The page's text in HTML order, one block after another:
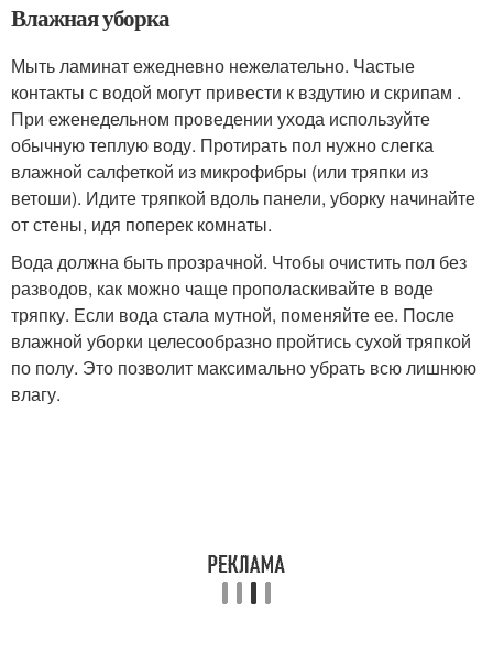
Влажная уборка
Мыть ламинат ежедневно нежелательно. Частые
контакты с водой могут привести к вздутию и скрипам .
При еженедельном проведении ухода используйте
обычную теплую воду. Протирать пол нужно слегка
влажной салфеткой из микрофибры (или тряпки из
ветоши). Идите тряпкой вдоль панели, уборку начинайте
от стены, идя поперек комнаты.
Вода должна быть прозрачной. Чтобы очистить пол без
разводов, как можно чаще прополаскивайте в воде
тряпку. Если вода стала мутной, поменяйте ее. После
влажной уборки целесообразно пройтись сухой тряпкой
по полу. Это позволит максимально убрать всю лишнюю
влагу.